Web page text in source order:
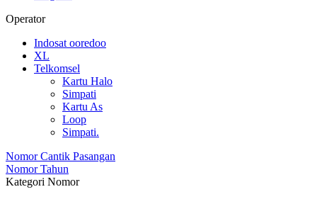
Operator
Indosat ooredoo
XL
Telkomsel
Kartu Halo
Simpati
Kartu As
Loop
Simpati.
Nomor Cantik Pasangan
Nomor Tahun
Kategori Nomor